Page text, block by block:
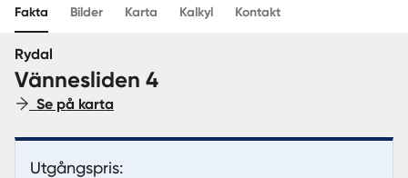
Sverige
Fakta Bilder Karta Kalkyl Kontakt
Rydal
Vännesliden 4
Se på karta
Utgångspris: